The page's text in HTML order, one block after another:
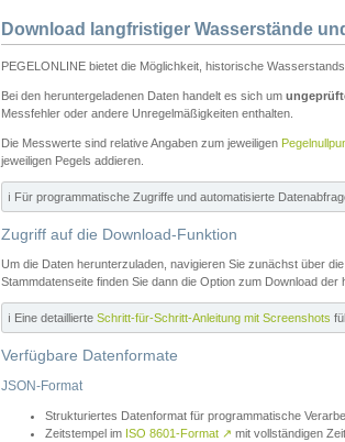
Download langfristiger Wasserstände
PEGELONLINE bietet die Möglichkeit, historische
Bei den heruntergeladenen Daten handelt es sich um
Messfehler oder andere Unregelmäßigkeiten enthalten.
Die Messwerte sind relative Angaben zum jeweiligen
jeweiligen Pegels addieren.
ℹ️ Für programmatische Zugriffe und automatisierte
Zugriff auf die Download-Funktion
Um die Daten herunterzuladen, navigieren Sie zunächst über die
Stammdatenseite finden Sie dann die Option zum Download
ℹ️ Eine detaillierte Schritt-für-Schritt-Anleitung mit Screenshots
Verfügbare Datenformate
JSON-Format
Strukturiertes Datenformat für programmatische
Zeitstempel im ISO 8601-Format ↗ mit vollständigen